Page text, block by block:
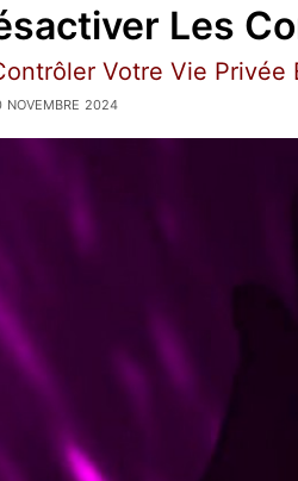
Les
Votre Vie Privée
NOVEMBRE 2024